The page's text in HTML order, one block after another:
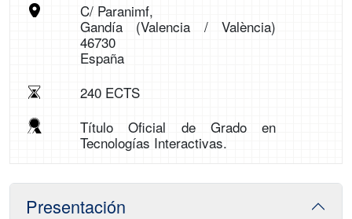
C/ Paranimf,
Gandía (Valencia / València)
46730
España
240 ECTS
Título Oficial de Grado en
Tecnologías Interactivas.
Presentación